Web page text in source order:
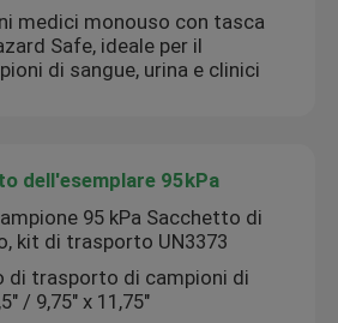
medici monouso con tasca
Safe, ideale per il
di sangue, urina e clinici
dell'esemplare 95kPa
95 kPa Sacchetto di
kit di trasporto UN3373
di trasporto di campioni di
/ 9,75" x 11,75"